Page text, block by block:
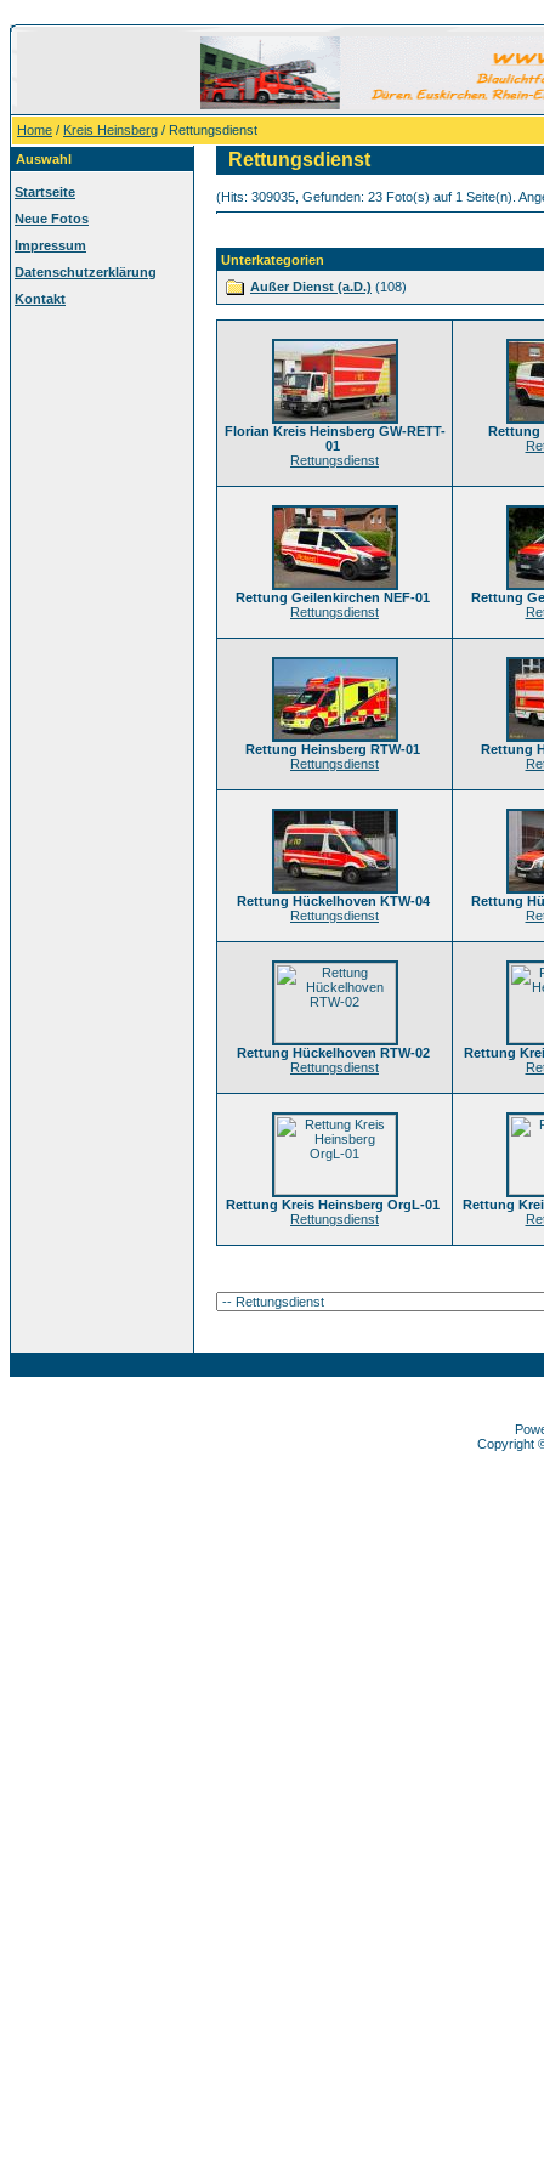
Home / Kreis Heinsberg / Rettungsdienst
Auswahl
Startseite
Neue Fotos
Impressum
Datenschutzerklärung
Kontakt
Rettungsdienst
(Hits: 309035, Gefunden: 23 Foto(s) auf 1 Seite(n).
Unterkategorien
Außer Dienst (a.D.) (108)
Florian Kreis Heinsberg GW-RETT-
01
Rettungsdienst
Rettung
Rettung Geilenkirchen NEF-01
Rettungsdienst
Rettung
Rettung Heinsberg RTW-01
Rettungsdienst
Rettung
Rettung Hückelhoven KTW-04
Rettungsdienst
Rettung
Rettung Hückelhoven RTW-02
Rettungsdienst
Rettung
Rettung Kreis Heinsberg OrgL-01
Rettungsdienst
Rettung
Copyright